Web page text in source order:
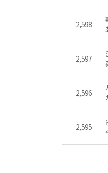
2,598
2,597
2,596
2,595